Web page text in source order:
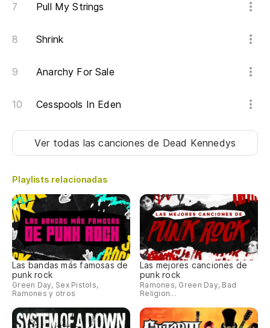
Pull My Strings
Shrink
Anarchy For Sale
Cesspools In Eden
Ver todas las cancionesde Dead Kennedys
Playlists relacionadas
Las bandas más famosas de
punk rock
Green Day, Sex Pistols,
Ramones y otros
Las mejores canciones de
punk rock
Ramones, Green Day, Bad
Religion...